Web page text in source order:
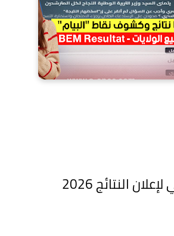
الموقع الرسمي لإعلان النتائج 2026